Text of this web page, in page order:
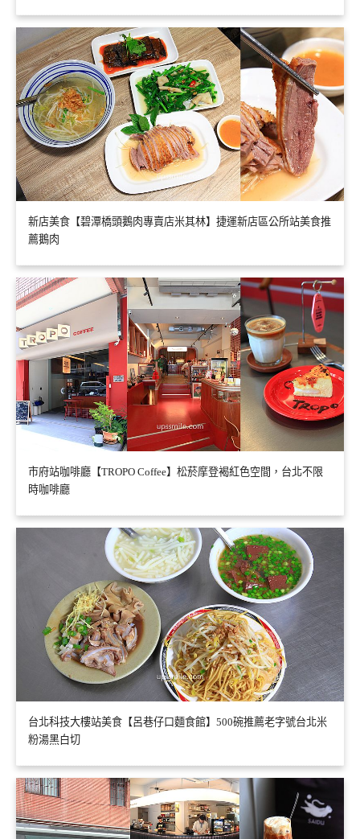
新店美食【碧潭橋頭鵝肉專賣店米其林】捷運新店區公所站美食推
薦鵝肉
市府站咖啡廳【TROPO Coffee】松菸摩登褐紅色空間，台北不限
時咖啡廳
台北科技大樓站美食【呂巷仔口麵食館】500碗推薦老字號台北米
粉湯黑白切